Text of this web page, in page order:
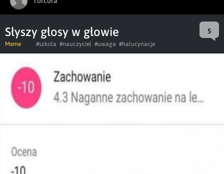
Słyszy głosy w głowie 5
Meme #szkola #nauczyciel #uwaga #halucynacje